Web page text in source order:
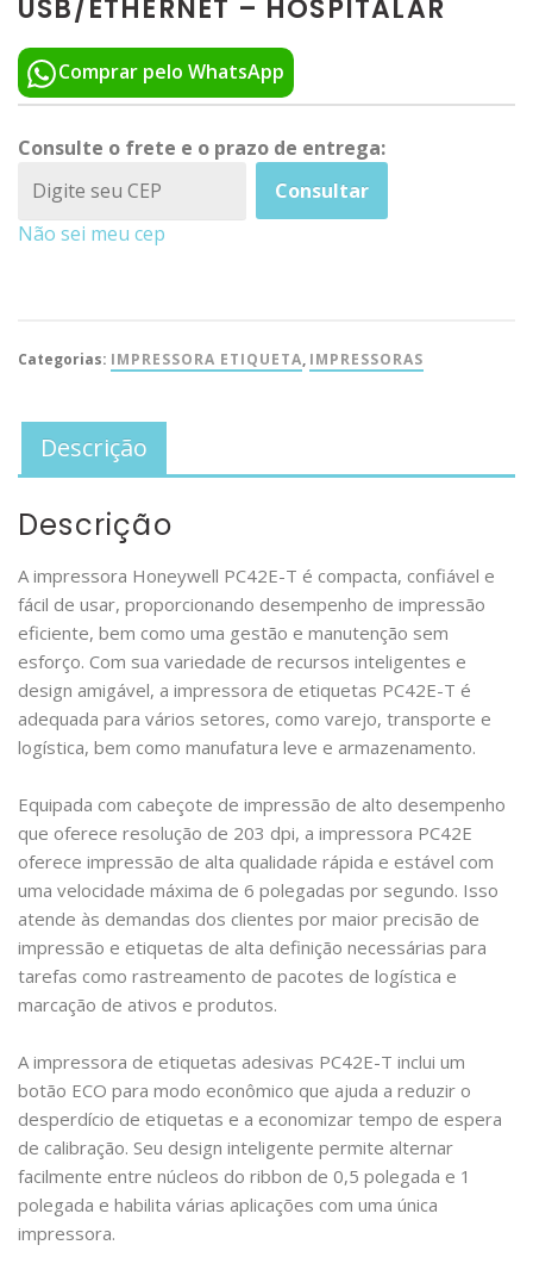
USB/ETHERNET – HOSPITALAR
Comprar pelo WhatsApp
Consulte o frete e o prazo de entrega:
Consultar
Não sei meu cep
Categorias: IMPRESSORA ETIQUETA, IMPRESSORAS
Descrição
Descrição
A impressora Honeywell PC42E-T é compacta, confiável e
fácil de usar, proporcionando desempenho de impressão
eficiente, bem como uma gestão e manutenção sem
esforço. Com sua variedade de recursos inteligentes e
design amigável, a impressora de etiquetas PC42E-T é
adequada para vários setores, como varejo, transporte e
logística, bem como manufatura leve e armazenamento.
Equipada com cabeçote de impressão de alto desempenho
que oferece resolução de 203 dpi, a impressora PC42E
oferece impressão de alta qualidade rápida e estável com
uma velocidade máxima de 6 polegadas por segundo. Isso
atende às demandas dos clientes por maior precisão de
impressão e etiquetas de alta definição necessárias para
tarefas como rastreamento de pacotes de logística e
marcação de ativos e produtos.
A impressora de etiquetas adesivas PC42E-T inclui um
botão ECO para modo econômico que ajuda a reduzir o
desperdício de etiquetas e a economizar tempo de espera
de calibração. Seu design inteligente permite alternar
facilmente entre núcleos do ribbon de 0,5 polegada e 1
polegada e habilita várias aplicações com uma única
impressora.